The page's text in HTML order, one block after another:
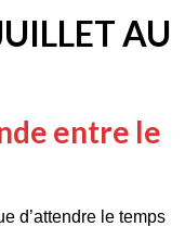
le
AU
entre le
d’attendre le temps